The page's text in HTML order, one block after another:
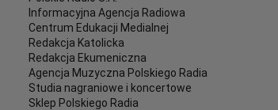
Informacyjna Agencja Radiowa
Centrum Edukacji Medialnej
Redakcja Katolicka
Redakcja Ekumeniczna
Agencja Muzyczna Polskiego Radia
Studia nagraniowe i koncertowe
Sklep Polskiego Radia